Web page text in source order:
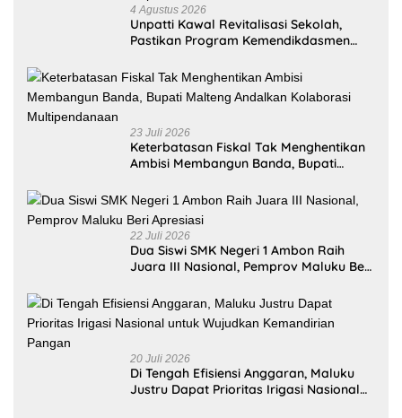
4 Agustus 2026
Unpatti Kawal Revitalisasi Sekolah,
Pastikan Program Kemendikdasmen
23 Juli 2026
Keterbatasan Fiskal Tak Menghentikan
Ambisi Membangun Banda, Bupati
Multipendanaan
22 Juli 2026
Dua Siswi SMK Negeri 1 Ambon Raih
Juara III Nasional, Pemprov Maluku Beri
20 Juli 2026
Di Tengah Efisiensi Anggaran, Maluku
Justru Dapat Prioritas Irigasi Nasional